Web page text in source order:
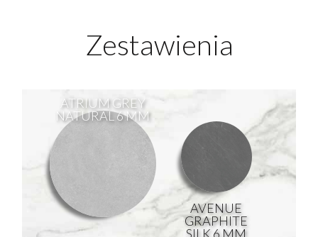
Zestawienia
AVENUE
GRAPHITE
SILK 6 MM
ATRIUM GREY
NATURAL 6 MM